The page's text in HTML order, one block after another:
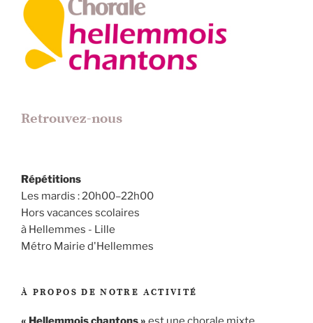
Retrouvez-nous
Répétitions
Les mardis : 20h00–22h00
Hors vacances scolaires
à Hellemmes - Lille
Métro Mairie d'Hellemmes
À PROPOS DE NOTRE ACTIVITÉ